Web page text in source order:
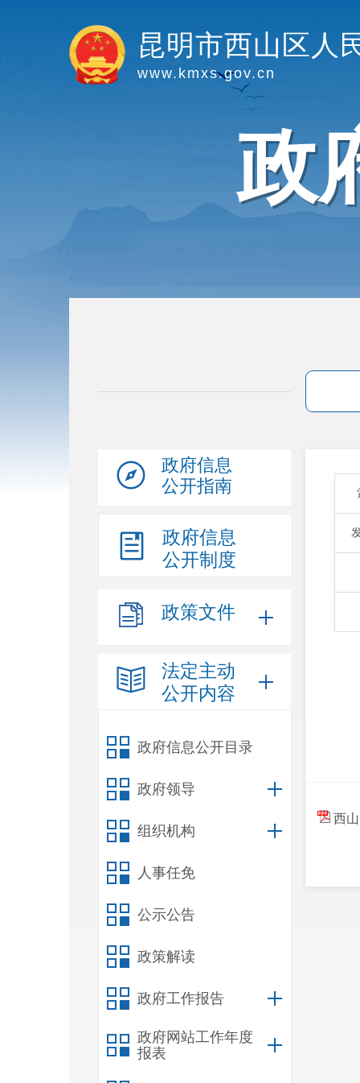
昆明市西山区人
www.kmxs.gov.cn
政
政府信息
公开指南
政府信息
公开制度
政策文件
法定主动
公开内容
政府信息公开目录
政府领导
组织机构
人事任免
公示公告
政策解读
政府工作报告
政府网站工作年度
报表
西